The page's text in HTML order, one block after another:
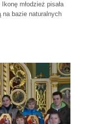
młodzież pisała
bazie naturalnych